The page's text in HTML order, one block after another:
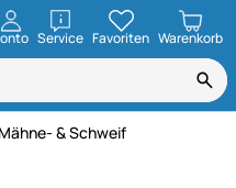
ServiceöffnenFavoriten Warenkorb
Mähne- & Schweif